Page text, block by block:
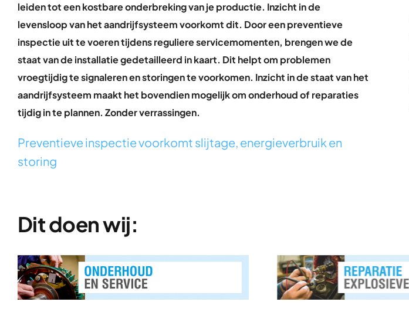
leiden tot een kostbare onderbreking van je productie. Inzicht in de
levensloop van het aandrijfsysteem voorkomt dit. Door een preventieve
inspectie uit te voeren tijdens reguliere servicemomenten, brengen we de
staat van de installatie gedetailleerd in kaart. Dit helpt om problemen
vroegtijdig te signaleren en storingen te voorkomen. Inzicht in de staat van het
aandrijfsysteem maakt het bovendien mogelijk om onderhoud of reparaties
tijdig in te plannen. Zonder verrassingen.
Preventieve inspectie voorkomt slijtage, energieverbruik en
storing
Dit doen wij: